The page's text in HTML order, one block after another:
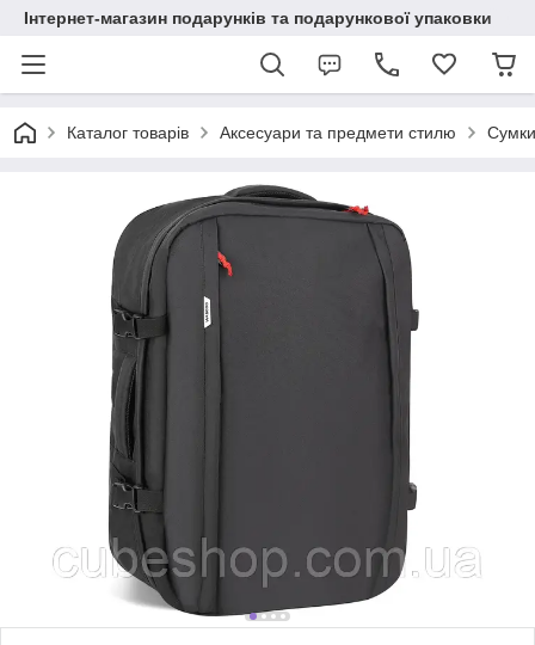
Інтернет-магазин подарунків та подарункової упаковки
Каталог товарів Аксесуари та предмети стилю